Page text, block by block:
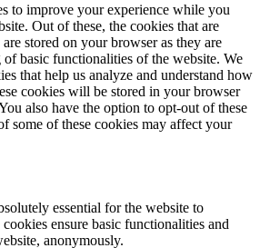
to improve your experience while you
Out of these, the cookies that are
are stored on your browser as they are
basic functionalities of the website. We
that help us analyze and understand how
cookies will be stored in your browser
also have the option to opt-out of these
some of these cookies may affect your
essential for the website to
ensure basic functionalities and
anonymously.